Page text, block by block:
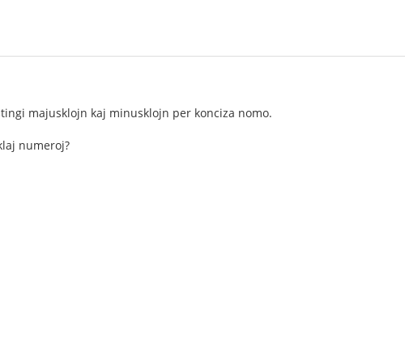
majusklojn kaj minusklojn per konciza nomo.
numeroj?